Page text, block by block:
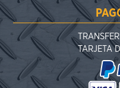
TARJETA